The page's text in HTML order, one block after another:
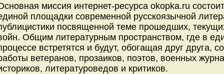
миссия интернет-ресурса okopka.ru
площадки современной русскоязычной
посвященной теме прошедших,
Общим литературным пространством, где в
встретятся и будут, обогащая друг друга,
ветеранов, прозаиков, поэтов, военных
литературоведов и критиков.